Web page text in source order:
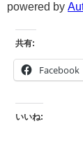
powered by
共有:
Facebook
いいね: